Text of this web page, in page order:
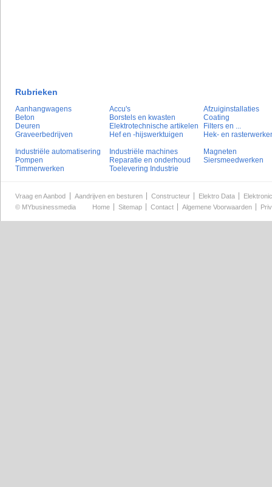
Rubrieken
Aanhangwagens Accu's
Afzuiginstallaties
Beton
Borstels en kwasten
Coating
Deuren
Elektrotechnische artikelen
Filters en ...
Graveerbedrijven
Hef en -hijswerktuigen
Hek- en
Industriële automatisering
Industriële machines
Magneten
Pompen
Reparatie en onderhoud
Siersmeedwerken
Timmerwerken
Toelevering Industrie
Vraag en Aanbod Aandrijven en besturen Constructeur Elektro Data
© MYbusinessmedia Home Sitemap Contact Algemene Voorwaarden